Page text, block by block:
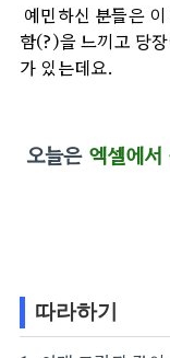
예민하신 분들은
함(?)을 느끼고 당
가 있는데요.
오늘은 엑셀에
따라하기